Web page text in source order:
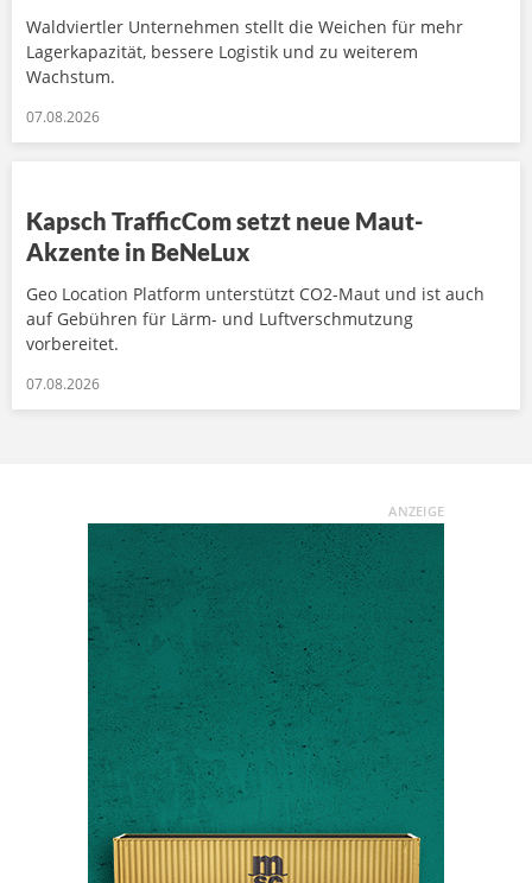
Waldviertler Unternehmen stellt die Weichen für mehr
Lagerkapazität, bessere Logistik und zu weiterem
Wachstum.
07.08.2026
Kapsch TrafficCom setzt neue Maut-
Akzente in BeNeLux
Geo Location Platform unterstützt CO2-Maut und ist auch
auf Gebühren für Lärm- und Luftverschmutzung
vorbereitet.
07.08.2026
ANZEIGE